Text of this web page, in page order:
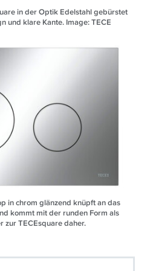
in der Optik Edelstahl gebürstet
und klare Kante. Image: TECE
in chrom glänzend knüpft an das
kommt mit der runden Form als
zur TECEsquare daher.